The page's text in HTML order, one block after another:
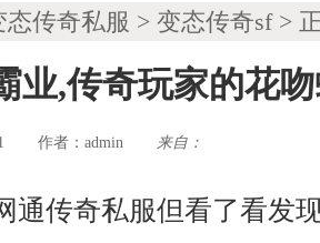
态传奇私服 > 变态传奇sf>
业,传奇玩家的花
作者： admin 来自：
通传奇私服但看了看发